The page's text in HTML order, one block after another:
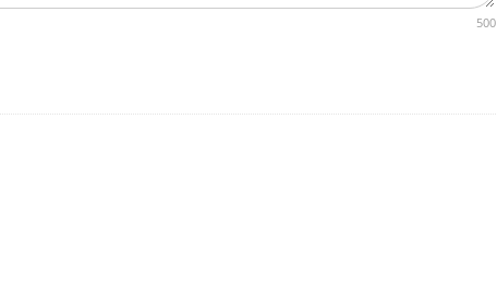
500